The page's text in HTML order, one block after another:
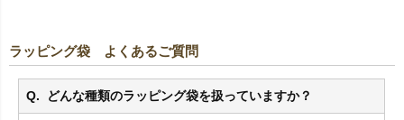
ラッピング袋 よくあるご質問
どんな種類のラッピング袋を扱っていますか？